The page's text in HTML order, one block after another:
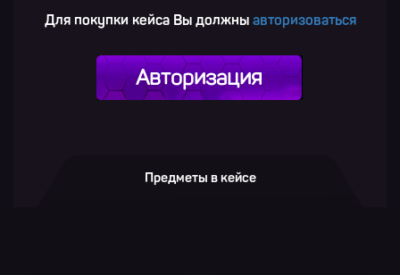
Для покупки кейса Вы должны авторизоваться
Авторизация
Предметы в кейсе